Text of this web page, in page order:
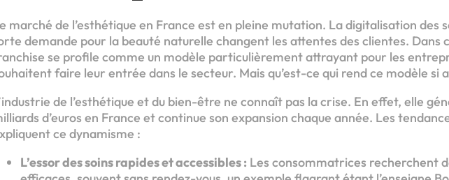
marché de l’esthétique en France est en pleine mutation. La digitalisation des
demande pour la beauté naturelle changent les attentes des clientes. Dans
se profile comme un modèle particulièrement attrayant pour les
faire leur entrée dans le secteur. Mais qu’est-ce qui rend ce modèle si
de l’esthétique et du bien-être ne connaît pas la crise. En effet, elle
d’euros en France et continue son expansion chaque année. Les
ce dynamisme :
L’essor des soins rapides et accessibles : Les consommatrices recherchent